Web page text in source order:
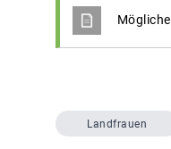
Landfrauen